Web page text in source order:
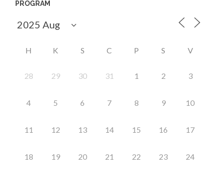
PROGRAM
H K S C P S V
28 29 30 31 1 2 3
4 5 6 7 8 9 10
11 12 13 14 15 16 17
18 19 20 21 22 23 24